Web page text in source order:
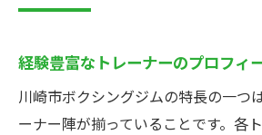
経験豊富なトレーナーのプロフィ
川崎市ボクシングジムの特長の一つ
ーナー陣が揃っていることです。各